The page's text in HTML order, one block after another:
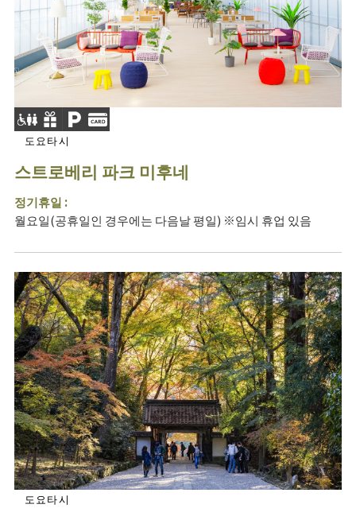
도요타시
스트로베리 파크 미후네
정기휴일 :
월요일(공휴일인 경우에는 다음날 평일) ※임시 휴업 있음
도요타시